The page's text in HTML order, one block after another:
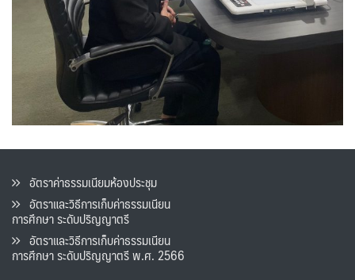
อัตราค่าธรรมเนียมห้องประชุม
อัตราและวิธีการเก็บค่าธรรมเนียน
การศึกษา ระดับปริญญาตรี
อัตราและวิธีการเก็บค่าธรรมเนียน
การศึกษา ระดับปริญญาตรี พ.ศ. 2566